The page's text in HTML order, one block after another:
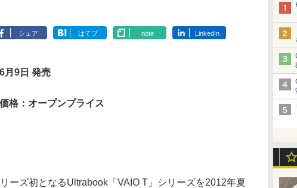
シェア はてブ note LinkedIn
6月9日 発売
価格：オープンプライス
ーズ初となるUltrabook「VAIO T」シリーズを2012年夏